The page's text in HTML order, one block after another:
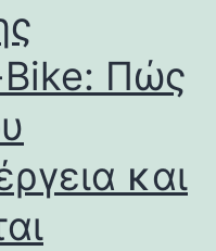
Πώς
και